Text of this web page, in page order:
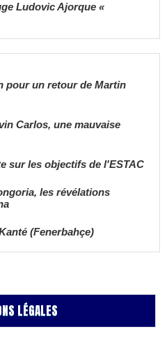
Ludovic Ajorque «
pour un retour de Martin
Carlos, une mauvaise
sur les objectifs de l'ESTAC
les révélations
(Fenerbahçe)
LÉGALES